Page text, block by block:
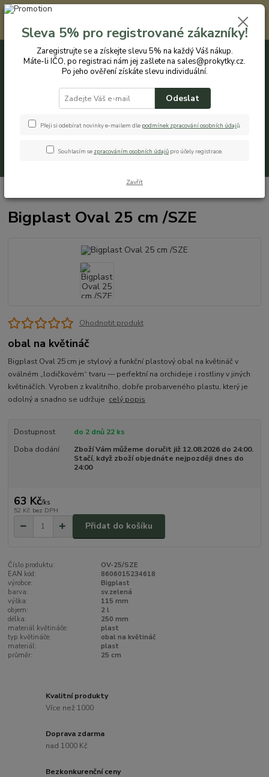
Registrovaným zákazníkům nabízíme slevu 5% na každý nákup. Máte-li
IČO, po registraci nám jej zašlete na sales@prokytky.cz. Po jeho ověření
získáte slevu individuální. Přejít na registraci →
CZK
+420 774 544 973 0ks
Bigplast Oval 25 cm /SZE
Ohodnotit produkt
obal na květináč
Bigplast Oval 25 cm je stylový a funkční plastový obal na květináč v
oválném „lodičkovém“ tvaru — perfektní na orchideje i rostliny v jiných
květináčích. Vyroben z kvalitního, dobře probarveného plastu, který je
odolný a snadno se udržuje celý popis
Dostupnost
do 2 dnů 22 ks
Doba dodání
Zboží Vám můžeme doručit již 12.08.2026 do 24:00.
Stačí, když zboží objednáte nejpozději dnes do
24:00
63 Kč/ks
52 Kč bez DPH
Přidat do košíku
Číslo produktu:
OV-25/SZE
EAN kód:
8606015234618
výrobce:
Bigplast
barva:
sv.zelená
výška:
115 mm
objem:
2 l
délka:
250 mm
materiál květináče:
plast
typ květináče:
obal na květináč
materiál:
plast
průměr:
25 cm
Kvalitní produkty
Více než 1000
Doprava zdarma
nad 1000 Kč
Bezkonkurenční ceny
Sleva 5% pro registrované zákazníky!
Zaregistrujte se a získejte slevu 5% na každý Váš nákup.
Máte-li IČO, po registraci nám jej zašlete na sales@prokytky.cz.
Po jeho ověření získáte slevu individuální.
Odeslat
Přeji si odebírat novinky e-mailem dle podmínek zpracování osobních údajů.
Souhlasím se zpracováním osobních údajů pro účely registrace.
Zavřít